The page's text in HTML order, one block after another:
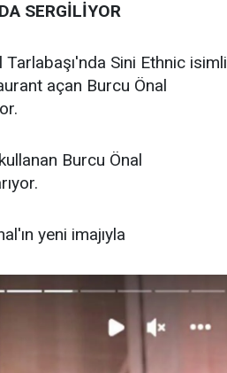
SERGİLİYOR
Sini Ethnic isimli
açan Burcu Önal
Burcu Önal
yeni imajıyla